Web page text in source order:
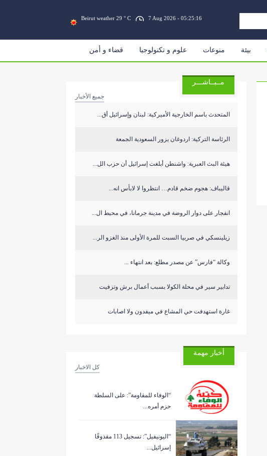
Beirut weather 29 ° C 7 Aug 2026 - 05:25:16
بيئة منوعات علوم و تكنولوجيا قضاء و أمن
مــبــاشـــر
جميع الأخبار
المتحدث باسم الخارجية الأميركية: لبنان وإسرائيل أق...
الرئاسة التركية: اردوغان يزور السعودية الجمعة
هيئة البث العبرية: واشنطن أبلغت إسرائيل أن حزب الل...
قاليباف: هجوم ضخم قادم… انتظروا لا لابأس انه...
انفجار على دوار الروضة في مدينة جرمانا، في محيط ال...
زيلينسكي في صربيا السبت للمرة الأولى منذ الغزو الر...
وكالة “فارس” عن مصدر مطلع: بعد انتهاء ...
تدابير سير في محلة الكولا بسبب أعمال برش وتزفيت
غارة استهدفت حي المشاع في ميفدون ولا اصابات
أخبار مهمة
كل الاخبار
“الوفاء للمقاومة”: على السلطة
حزم أمره...
“اليونيفيل”: تسجيل 113 مقذوفًا
إسرائيل...